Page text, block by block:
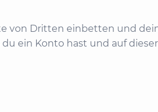
von Dritten einbetten und
ein Konto hast und auf